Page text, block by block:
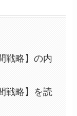
戦略】の内
戦略】を読